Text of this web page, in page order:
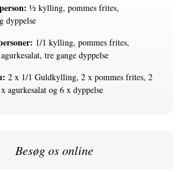
½ kylling, pommes frites,
dyppelse
1/1 kylling, pommes frites,
tre gange dyppelse
2 x 1/1 Guldkylling, 2 x pommes frites, 2
agurkesalat og 6 x dyppelse
Besøg os online